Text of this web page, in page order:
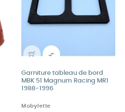

Garniture tableau de bord
MBK 51 Magnum Racing MR1
1988-1996
Mobylette